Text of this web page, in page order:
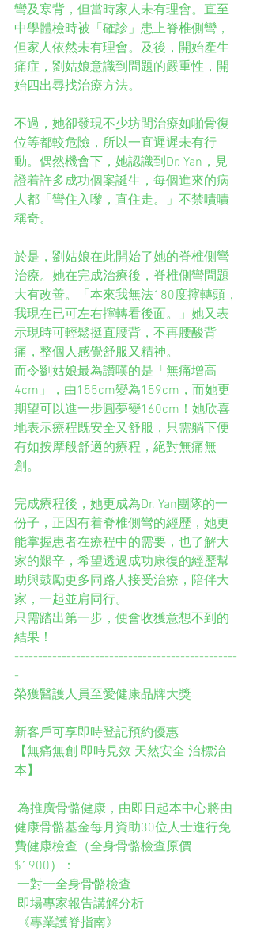
彎及寒背，但當時家人未有理會。直至
中學體檢時被「確診」患上脊椎側彎，
但家人依然未有理會。及後，開始產生
痛症，劉姑娘意識到問題的嚴重性，開
始四出尋找治療方法。
不過，她卻發現不少坊間治療如啪骨復
位等都較危險，所以一直遲遲未有行
動。偶然機會下，她認識到Dr. Yan，見
證着許多成功個案誕生，每個進來的病
人都「彎住入嚟，直住走。」不禁嘖嘖
稱奇。
於是，劉姑娘在此開始了她的脊椎側彎
治療。她在完成治療後，脊椎側彎問題
大有改善。「本來我無法180度擰轉頭，
我現在已可左右擰轉看後面。」她又表
示現時可輕鬆挺直腰背，不再腰酸背
痛，整個人感覺舒服又精神。
而令劉姑娘最為讚嘆的是「無痛增高
4cm」，由155cm變為159cm，而她更
期望可以進一步圓夢變160cm！她欣喜
地表示療程既安全又舒服，只需躺下便
有如按摩般舒適的療程，絕對無痛無
創。
完成療程後，她更成為Dr. Yan團隊的一
份子，正因有着脊椎側彎的經歷，她更
能掌握患者在療程中的需要，也了解大
家的艱辛，希望透過成功康復的經歷幫
助與鼓勵更多同路人接受治療，陪伴大
家，一起並肩同行。
只需踏出第一步，便會收獲意想不到的
結果！
-----------------------------------------------
-
榮獲醫護人員至愛健康品牌大獎
新客戶可享即時登記預約優惠
【無痛無創 即時見效 天然安全 治標治
本】
健康骨骼基金每月資助30位人士進行免
費健康檢查（全身骨骼檢查原價
$1900）：
一對一全身骨骼檢查
即場專家報告講解分析
《專業護脊指南》